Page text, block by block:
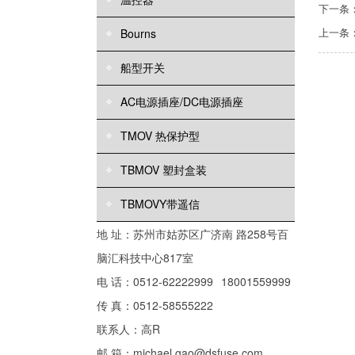
Bourns
船型开关
AC电源插座/DC电源插座
TMOV 热保护型
TBMOV 塑封盒装
TBMOVY带遥信
地 址：苏州市姑苏区广济南 路258号百
脑汇科技中心817室
电 话：0512-62222999 18001559999
传 真：0512-58555222
联系人：高R
下一条
上一条